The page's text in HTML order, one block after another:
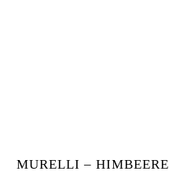
MURELLI – HIMBEERE